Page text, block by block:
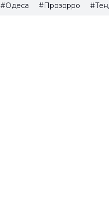
#Одеса #Прозорро